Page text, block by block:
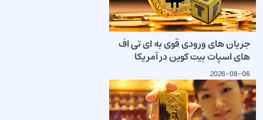
جریان های ورودی قوی به ای تی اف
های اسپات بیت کوین در آمریکا
2026-08-06